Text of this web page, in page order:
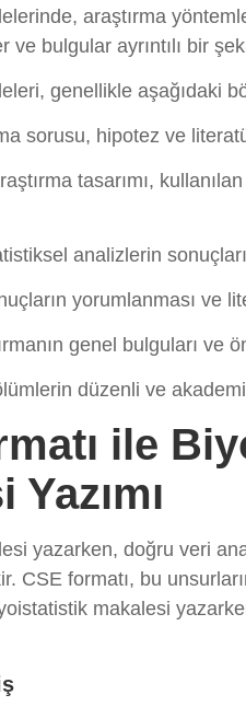
araştırma
ve bulgular ayrıntılı bir
genellikle aşağıdaki
sorusu, hipotez ve
tasarımı,
analizlerin
yorumlanması ve
genel bulguları ve
düzenli ve
ile
yazarken, doğru veri
CSE formatı, bu
makalesi